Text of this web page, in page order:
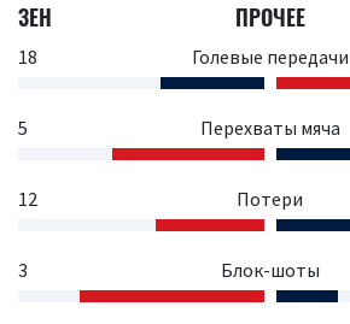
ЗЕН ПРОЧЕЕ
18 Голевые передачи
5 Перехваты мяча
12 Потери
3 Блок-шоты